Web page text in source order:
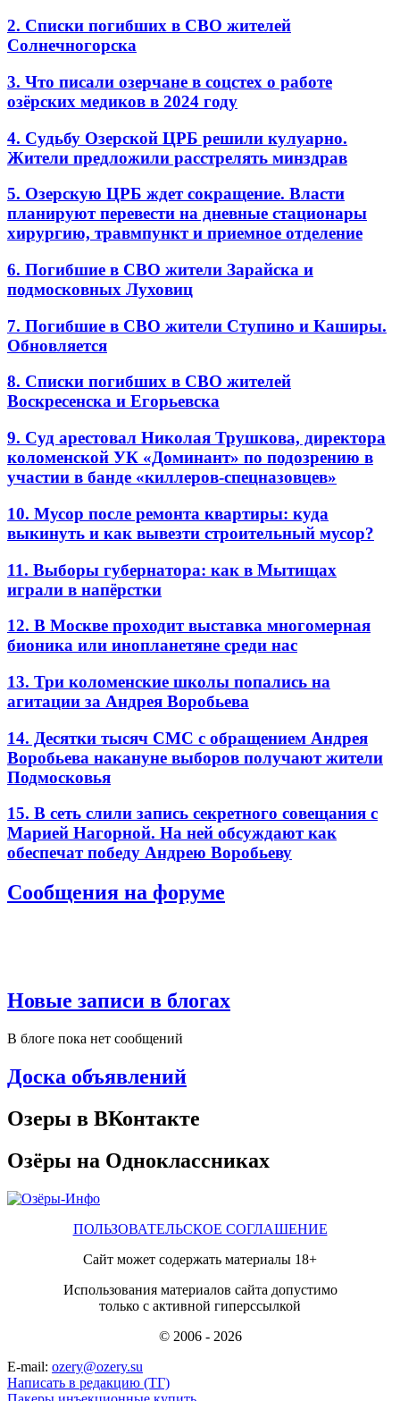
2. Списки погибших в СВО жителей
Солнечногорска
3. Что писали озерчане в соцстех о работе
озёрских медиков в 2024 году
4. Судьбу Озерской ЦРБ решили кулуарно.
Жители предложили расстрелять минздрав
5. Озерскую ЦРБ ждет сокращение. Власти
планируют перевести на дневные стационары
хирургию, травмпункт и приемное отделение
6. Погибшие в СВО жители Зарайска и
подмосковных Луховиц
7. Погибшие в СВО жители Ступино и Каширы.
Обновляется
8. Списки погибших в СВО жителей
Воскресенска и Егорьевска
9. Суд арестовал Николая Трушкова, директора
коломенской УК «Доминант» по подозрению в
участии в банде «киллеров-спецназовцев»
10. Мусор после ремонта квартиры: куда
выкинуть и как вывезти строительный мусор?
11. Выборы губернатора: как в Мытищах
играли в напёрстки
12. В Москве проходит выставка многомерная
бионика или инопланетяне среди нас
13. Три коломенские школы попались на
агитации за Андрея Воробьева
14. Десятки тысяч СМС с обращением Андрея
Воробьева накануне выборов получают жители
Подмосковья
15. В сеть слили запись секретного совещания с
Марией Нагорной. На ней обсуждают как
обеспечат победу Андрею Воробьеву
Сообщения на форуме
Новые записи в блогах
В блоге пока нет сообщений
Доска объявлений
Озеры в ВКонтакте
Озёры на Одноклассниках
ПОЛЬЗОВАТЕЛЬСКОЕ СОГЛАШЕНИЕ
Сайт может содержать материалы 18+
Использования материалов сайта допустимо
только с активной гиперссылкой
© 2006 - 2026
E-mail: ozery@ozery.su
Написать в редакцию (ТГ)